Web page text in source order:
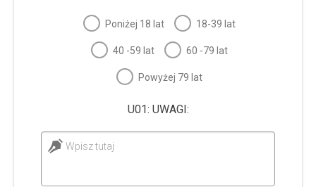
Poniżej 18 lat 18-39 lat
40 -59 lat 60 -79 lat
Powyżej 79 lat
U01: UWAGI:
Wpisz tutaj